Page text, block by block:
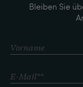
Bleiben Sie